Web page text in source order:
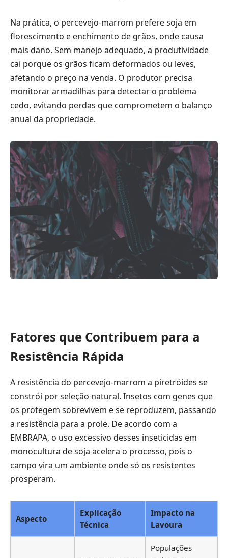
Na prática, o percevejo-marrom prefere soja em
florescimento e enchimento de grãos, onde causa
mais dano. Sem manejo adequado, a produtividade
cai porque os grãos ficam deformados ou leves,
afetando o preço na venda. O produtor precisa
monitorar armadilhas para detectar o problema
cedo, evitando perdas que comprometem o balanço
anual da propriedade.
Fatores que Contribuem para a
Resistência Rápida
A resistência do percevejo-marrom a piretróides se
constrói por seleção natural. Insetos com genes que
os protegem sobrevivem e se reproduzem, passando
a resistência para a prole. De acordo com a
EMBRAPA, o uso excessivo desses inseticidas em
monocultura de soja acelera o processo, pois o
campo vira um ambiente onde só os resistentes
prosperam.
Aspecto
Explicação
Técnica
Impacto na
Lavoura
Populações